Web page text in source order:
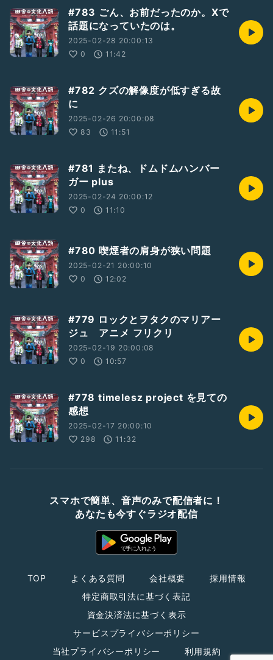
#783 ごん、お前だったのか。Xで
話題になっていたのは。
2025-02-28 20:00:13
0
11:42
#782 クズの解像度が低すぎる故
に
2025-02-26 20:00:08
83
11:51
#781 またね、ドムドムハンバー
ガー plus
2025-02-24 20:00:12
0
11:10
#780 喫煙者の肩身が狭い問題
2025-02-21 20:00:10
0
12:02
#779 ロックとヲタクのマリアー
ジュ アニメ フリクリ
2025-02-19 20:00:08
0
10:57
#778 timelesz project を見ての
感想
2025-02-17 20:00:10
298
11:32
スマホで簡単、音声のみで配信者に！
あなたも今すぐラジオ配信
TOP よくある質問 会社概要
採用情報
特定商取引法に基づく表記
資金決済法に基づく表示
サービスプライバシーポリシー
当社プライバシーポリシー
利用規約